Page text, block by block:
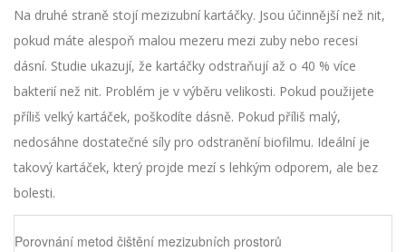
Na druhé straně stojí mezizubní kartáčky. Jsou účinnější než nit,
pokud máte alespoň malou mezeru mezi zuby nebo recesi
dásní. Studie ukazují, že kartáčky odstraňují až o 40 % více
bakterií než nit. Problém je v výběru velikosti. Pokud použijete
příliš velký kartáček, poškodíte dásně. Pokud příliš malý,
nedosáhne dostatečné síly pro odstranění biofilmu. Ideální je
takový kartáček, který projde mezí s lehkým odporem, ale bez
bolesti.
Porovnání metod čištění mezizubních prostorů